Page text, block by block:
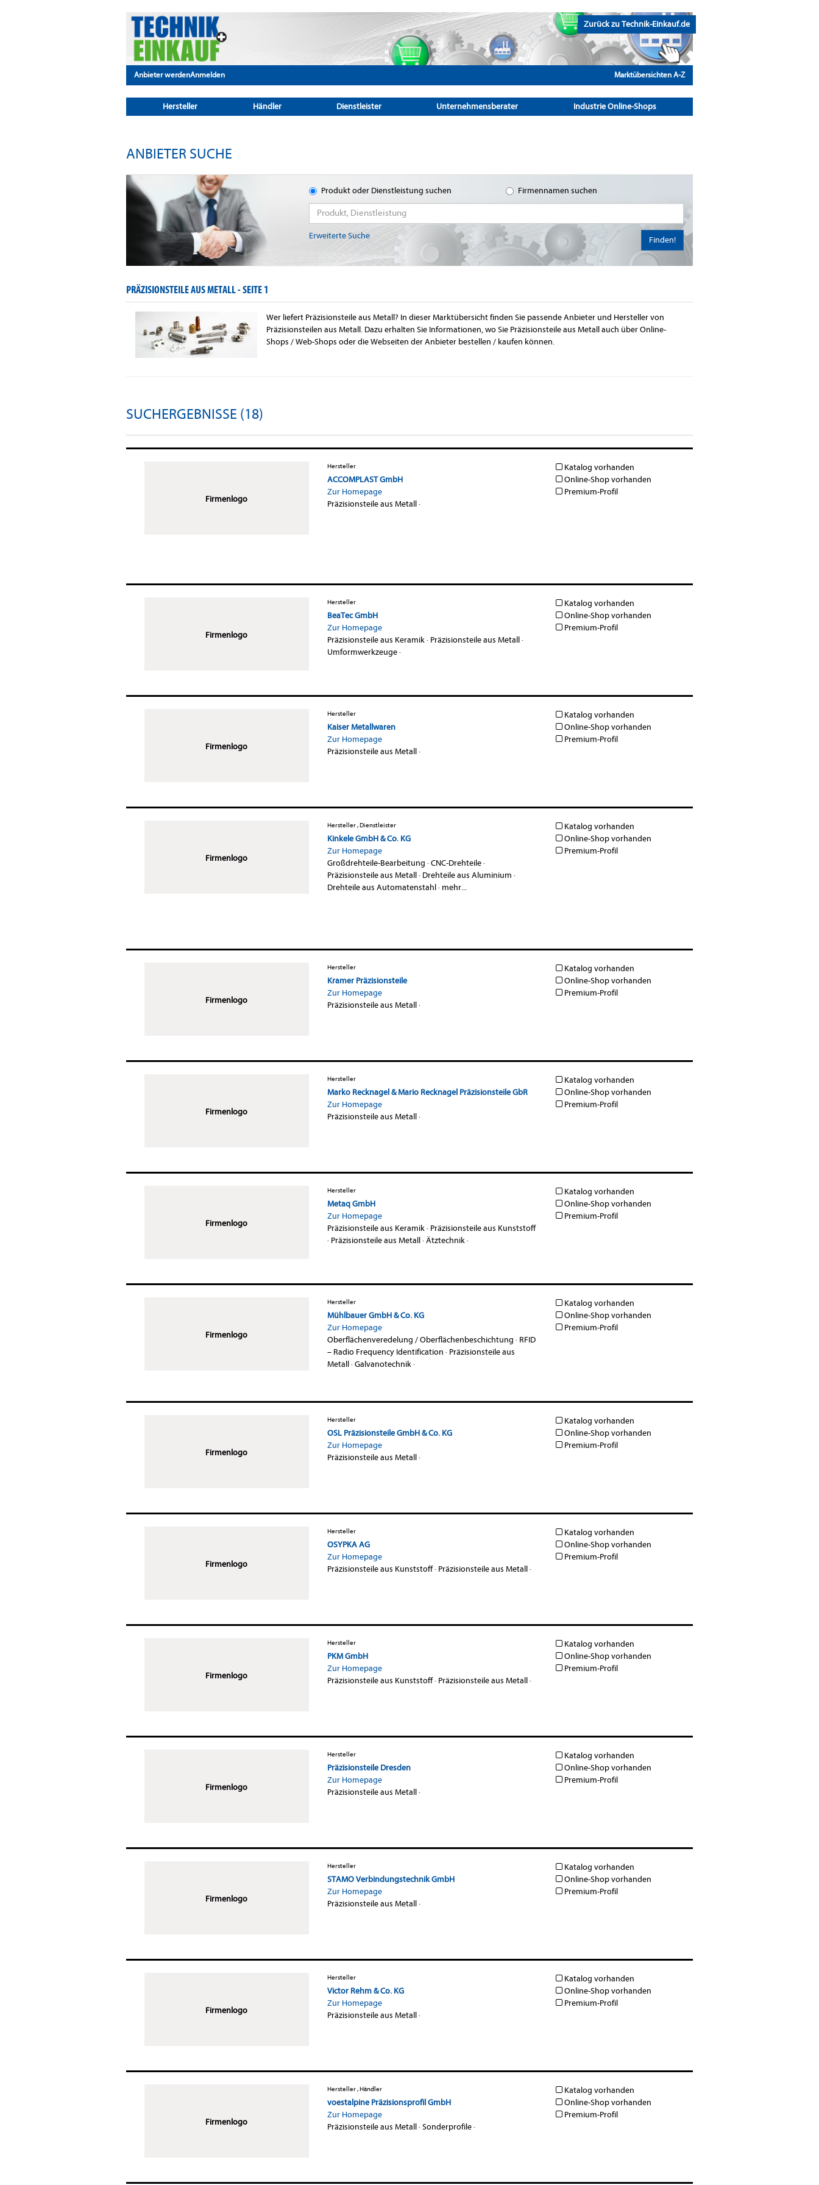
Zurück zu Technik-Einkauf.de
Anbieter werdenAnmelden Marktübersichten A-Z
Hersteller Händler Dienstleister Unternehmensberater Industrie Online-Shops
ANBIETER SUCHE
Produkt oder Dienstleistung suchen Firmennamen suchen
Erweiterte Suche Finden!
PRÄZISIONSTEILE AUS METALL -SEITE 1
Wer liefert Präzisionsteile aus Metall? In dieser Marktübersicht finden Sie passende Anbieter und Hersteller von
Präzisionsteilen aus Metall. Dazu erhalten Sie Informationen, wo Sie Präzisionsteile aus Metall auch über Online-
Shops / Web-Shops oder die Webseiten der Anbieter bestellen / kaufen können.
SUCHERGEBNISSE (18)
Firmenlogo
Hersteller
ACCOMPLAST GmbH
Zur Homepage
Präzisionsteile aus Metall·
Katalog vorhanden
Online-Shop vorhanden
Premium-Profil
Firmenlogo
Hersteller
BeaTec GmbH
Zur Homepage
Präzisionsteile aus Keramik· Präzisionsteile aus Metall·
Umformwerkzeuge·
Katalog vorhanden
Online-Shop vorhanden
Premium-Profil
Firmenlogo
Hersteller
Kaiser Metallwaren
Zur Homepage
Präzisionsteile aus Metall·
Katalog vorhanden
Online-Shop vorhanden
Premium-Profil
Firmenlogo
Hersteller , Dienstleister
Kinkele GmbH & Co. KG
Zur Homepage
Großdrehteile-Bearbeitung ·CNC-Drehteile·
Präzisionsteile aus Metall· Drehteile aus Aluminium ·
Drehteile aus Automatenstahl· mehr...
Katalog vorhanden
Online-Shop vorhanden
Premium-Profil
Firmenlogo
Hersteller
Kramer Präzisionsteile
Zur Homepage
Präzisionsteile aus Metall·
Katalog vorhanden
Online-Shop vorhanden
Premium-Profil
Firmenlogo
Hersteller
Marko Recknagel & Mario Recknagel Präzisionsteile GbR
Zur Homepage
Präzisionsteile aus Metall·
Katalog vorhanden
Online-Shop vorhanden
Premium-Profil
Firmenlogo
Hersteller
Metaq GmbH
Zur Homepage
Präzisionsteile aus Keramik· Präzisionsteile aus Kunststoff
· Präzisionsteile aus Metall·Ätztechnik·
Katalog vorhanden
Online-Shop vorhanden
Premium-Profil
Firmenlogo
Hersteller
Mühlbauer GmbH & Co. KG
Zur Homepage
Oberflächenveredelung / Oberflächenbeschichtung · RFID
– Radio Frequency Identification · Präzisionsteile aus
Metall·Galvanotechnik·
Katalog vorhanden
Online-Shop vorhanden
Premium-Profil
Firmenlogo
Hersteller
OSL Präzisionsteile GmbH & Co. KG
Zur Homepage
Präzisionsteile aus Metall·
Katalog vorhanden
Online-Shop vorhanden
Premium-Profil
Firmenlogo
Hersteller
OSYPKA AG
Zur Homepage
Präzisionsteile aus Kunststoff· Präzisionsteile aus Metall·
Katalog vorhanden
Online-Shop vorhanden
Premium-Profil
Firmenlogo
Hersteller
PKM GmbH
Zur Homepage
Präzisionsteile aus Kunststoff· Präzisionsteile aus Metall·
Katalog vorhanden
Online-Shop vorhanden
Premium-Profil
Firmenlogo
Hersteller
Präzisionsteile Dresden
Zur Homepage
Präzisionsteile aus Metall·
Katalog vorhanden
Online-Shop vorhanden
Premium-Profil
Firmenlogo
Hersteller
STAMO Verbindungstechnik GmbH
Zur Homepage
Präzisionsteile aus Metall·
Katalog vorhanden
Online-Shop vorhanden
Premium-Profil
Firmenlogo
Hersteller
Victor Rehm & Co. KG
Zur Homepage
Präzisionsteile aus Metall·
Katalog vorhanden
Online-Shop vorhanden
Premium-Profil
Firmenlogo
Hersteller , Händler
voestalpine Präzisionsprofil GmbH
Zur Homepage
Präzisionsteile aus Metall·Sonderprofile·
Katalog vorhanden
Online-Shop vorhanden
Premium-Profil